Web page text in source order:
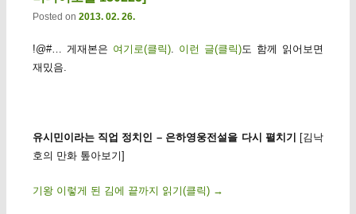
Posted on 2013. 02. 26.
!@#… 게재본은 여기로(클릭). 이런 글(클릭)도 함께 읽어보면
재밌음.
유시민이라는 직업 정치인 – 은하영웅전설을 다시 펼치기
[김낙
호의 만화 톺아보기]
기왕 이렇게 된 김에 끝까지 읽기(클릭) →